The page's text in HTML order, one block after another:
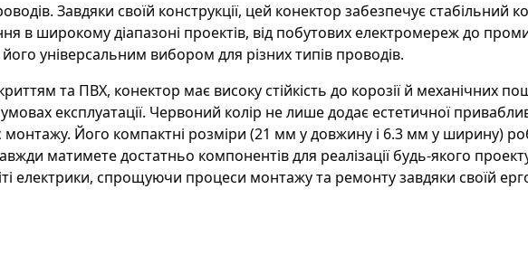
Завдяки своїй конструкції, цей конектор забезпечує стабільний
в широкому діапазоні проектів, від побутових електромереж до
універсальним вибором для різних типів проводів.
та ПВХ, конектор має високу стійкість до корозії й механічних
експлуатації. Червоний колір не лише додає естетичної
монтажу. Його компактні розміри (21 мм у довжину і 6.3 мм у ширину)
матимете достатньо компонентів для реалізації будь-якого
електрики, спрощуючи процеси монтажу та ремонту завдяки своїй